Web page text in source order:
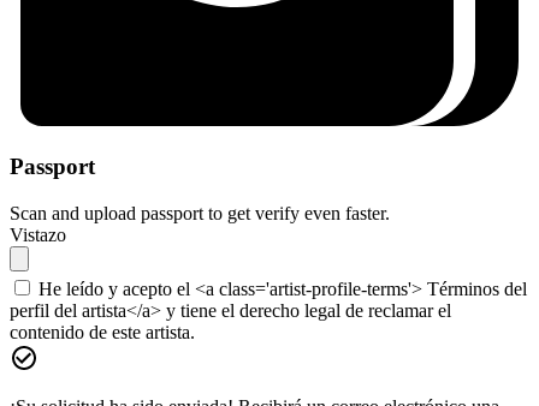
Passport
Scan and upload passport to get verify even faster.
Vistazo
He leído y acepto el <a class='artist-profile-terms'> Términos del
perfil del artista</a> y tiene el derecho legal de reclamar el
contenido de este artista.